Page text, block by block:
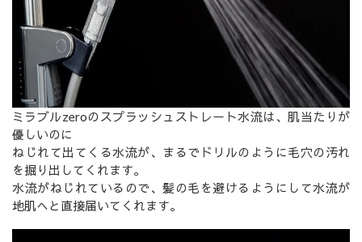
ミラブルzeroのスプラッシュストレート水流は、肌当たりが
優しいのに
ねじれて出てくる水流が、まるでドリルのように毛穴の汚れ
を掘り出してくれます。
水流がねじれているので、髪の毛を避けるようにして水流が
地肌へと直接届いてくれます。